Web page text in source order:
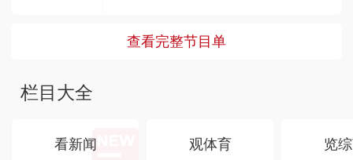
查看完整节目单
栏目大全
看新闻 观体育 览